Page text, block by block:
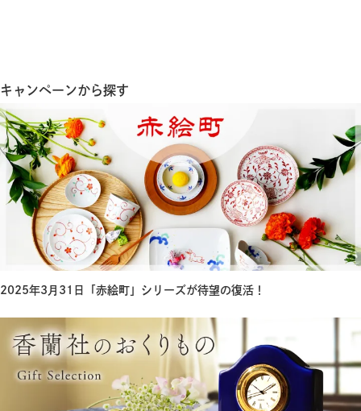
キャンペーンから探す
2025年3月31日「赤絵町」シリーズが待望の復活！